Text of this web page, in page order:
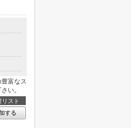
富なス
い。
リスト
する